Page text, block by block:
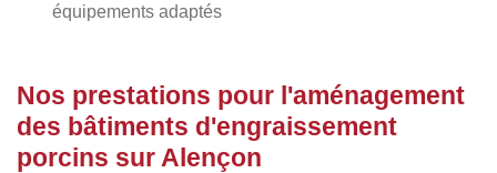
équipements adaptés
Nos prestations pour l'aménagement
des bâtiments d'engraissement
porcins sur Alençon